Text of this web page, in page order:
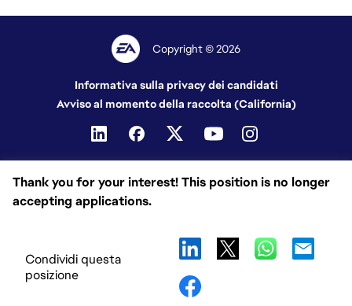
Thank you for your interest! This position is no longer
accepting applications.
Condividi questa
posizione
Copyright © 2026
Informativa sulla privacy dei candidati
Avviso al momento della raccolta (California)